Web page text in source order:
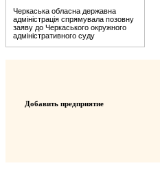
Черкаська обласна державна
адміністрація спрямувала позовну
заяву до Черкаського окружного
адміністративного суду
Добавить предприятие